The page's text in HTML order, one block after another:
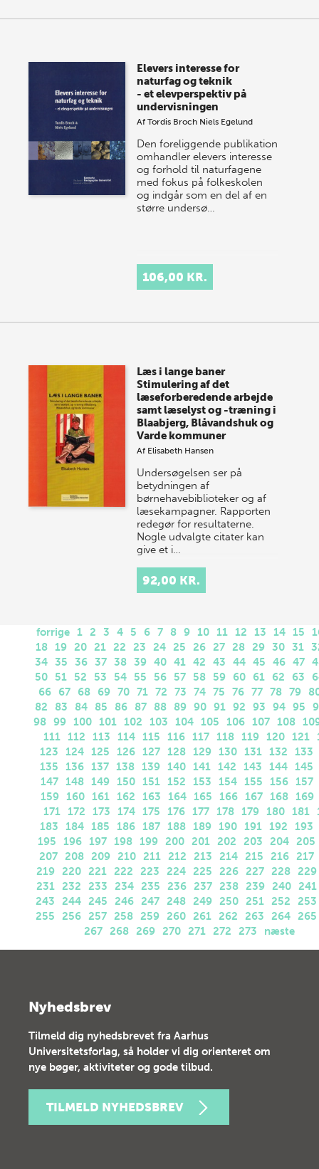
Elevers interesse for
naturfag og teknik
- et elevperspektiv på
undervisningen
AfTordis Broch Niels Egelund
Den foreliggende publikation
omhandler elevers interesse
og forhold til naturfagene
med fokus på folkeskolen
og indgår som en del af en
større undersø…
106,00 KR.
Læs i lange baner
Stimulering af det
læseforberedende arbejde
samt læselyst og -træning i
Blaabjerg, Blåvandshuk og
Varde kommuner
Af Elisabeth Hansen
Undersøgelsen ser på
betydningen af
børnehavebiblioteker og af
læsekampagner. Rapporten
redegør for resultaterne.
Nogle udvalgte citater kan
give et i…
92,00 KR.
forrige 1 2 3 4 5 6 7 8 9 10 11 12 13 14 15
18 19 20 21 22 23 24 25 26 27 28 29 30 31
34 35 36 37 38 39 40 41 42 43 44 45 46 47
50
51 52 53 54 55 56 57 58 59 60 61 62 63
66
67 68 69 70 71 72 73 74 75 76 77 78 79
82
83 84 85 86 87 88 89 90 91 92 93 94 95
98 99 100 101 102 103 104 105 106 107 108
111 112 113 114 115 116 117 118 119 120 121
123
124 125 126 127 128 129 130 131 132
133
135
136 137 138 139 140 141 142 143 144 145
147 148 149 150 151 152 153 154 155 156 157
159 160 161 162 163 164 165 166 167 168 169
171 172 173 174 175 176 177 178 179 180 181
183
184 185 186 187 188 189 190 191 192
193
195
196 197 198 199 200 201 202 203 204 205
207 208 209 210 211 212 213 214 215 216 217
219 220 221 222 223 224 225 226 227 228 229
231 232 233 234 235 236 237 238 239 240 241
243
244 245 246 247 248 249 250 251 252
253
255
256 257 258 259 260 261 262 263 264 265
267 268 269 270 271 272 273 næste
Nyhedsbrev
Tilmeld dig nyhedsbrevet fra Aarhus
Universitetsforlag, så holder vi dig orienteret om
nye bøger, aktiviteter og gode tilbud.
TILMELD NYHEDSBREV